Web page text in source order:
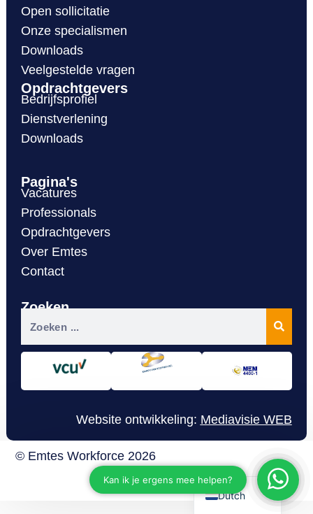
Open sollicitatie
Onze specialismen
Downloads
Veelgestelde vragen
Opdrachtgevers
Bedrijfsprofiel
Dienstverlening
Downloads
Pagina's
Vacatures
Professionals
Opdrachtgevers
Over Emtes
Contact
Zoeken
Website ontwikkeling: Mediavisie WEB
© Emtes Workforce 2026
Disclaimer
Dutch
English